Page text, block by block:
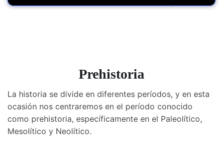
Prehistoria
La historia se divide en diferentes períodos, y en esta
ocasión nos centraremos en el período conocido
como prehistoria, específicamente en el Paleolítico,
Mesolítico y Neolítico.